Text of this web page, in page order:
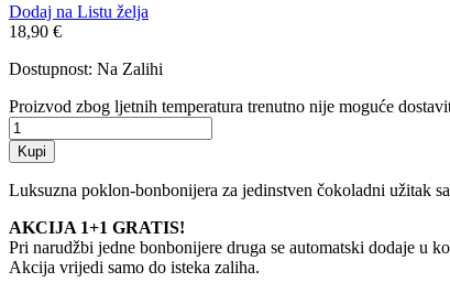
Dodaj na Listu želja
18,90 €
Dostupnost: Na Zalihi
Proizvod zbog ljetnih temperatura trenutno nije moguće
Kupi
Luksuzna poklon-bonbonijera za jedinstven čokoladni užitak
AKCIJA 1+1 GRATIS!
Pri narudžbi jedne bonbonijere druga se automatski dodaje u
Akcija vrijedi samo do isteka zaliha.